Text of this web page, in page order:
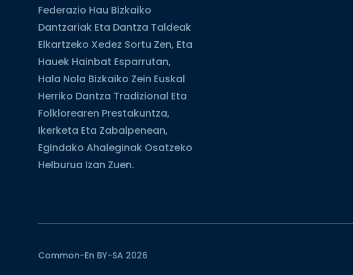
Federazio Hau Bizkaiko
Dantzariak Eta Dantza Taldeak
Elkartzeko Xedez Sortu Zen, Eta
Hauek Hainbat Esparrutan,
Hala Nola Bizkaiko Zein Euskal
Herriko Dantza Tradizional Eta
Folklorearen Prestakuntza,
Ikerketa Eta Zabalpenean,
Egindako Ahaleginak Osatzeko
Helburua Izan Zuen.
Common-En BY-SA 2026